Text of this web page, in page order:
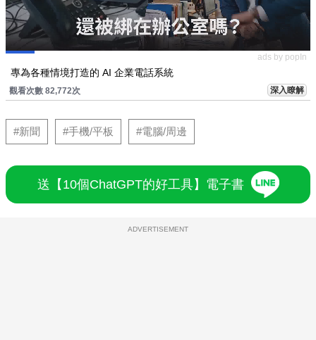
ads by popIn
專為各種情境打造的 AI 企業電話系統
觀看次數 82,772次 深入瞭解
#新聞 #手機/平板 #電腦/周邊
送【10個ChatGPT的好工具】電子書
ADVERTISEMENT